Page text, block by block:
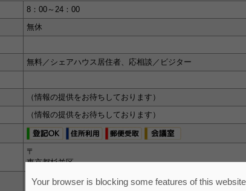
8：00～24：00
無休
無料／シェアハウス居住者、応相談／ビジター
（情報の提供をお待ちしております）
（情報の提供をお待ちしております）
〒
東京都杉並区
ＪＲ「阿佐ヶ谷」駅から徒歩8分
Your browser is blocking some features of this